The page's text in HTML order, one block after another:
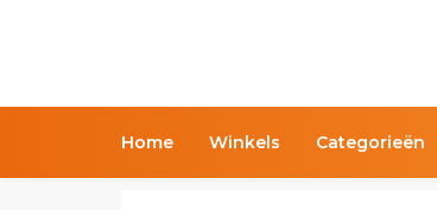
Home Winkels Categorieën